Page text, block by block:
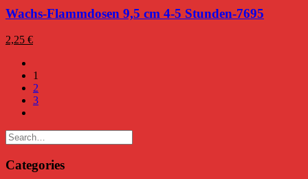
Wachs-Flammdosen 9,5 cm 4-5 Stunden-7695
2,25 €
1
2
3
Categories